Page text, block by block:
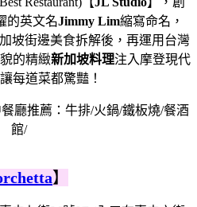
的英文名Jimmy Lim縮寫命名，
坡街邊美食拆解後， 再運用台灣
的精緻新加坡料理注入摩登現代
每道菜都驚豔！
】